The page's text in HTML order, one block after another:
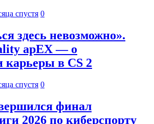
спустя 0
здесь невозможно».
apEX — о
карьеры в CS 2
спустя 0
финал
2026 по киберспорту